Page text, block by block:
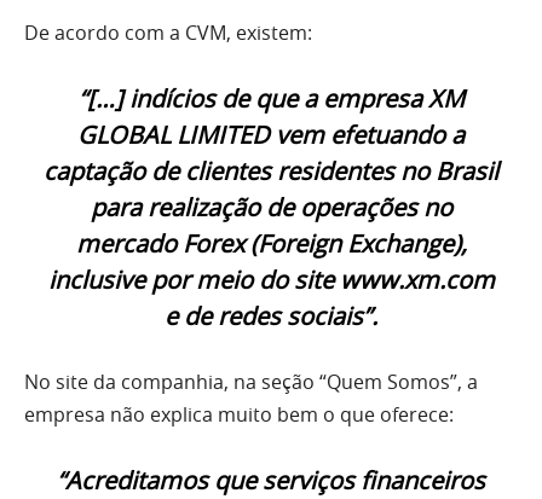
De acordo com a CVM, existem:
“[…] indícios de que a empresa XM
GLOBAL LIMITED vem efetuando a
captação de clientes residentes no Brasil
para realização de operações no
mercado Forex (Foreign Exchange),
inclusive por meio do site www.xm.com
e de redes sociais”.
No site da companhia, na seção “Quem Somos”, a
empresa não explica muito bem o que oferece:
“Acreditamos que serviços financeiros